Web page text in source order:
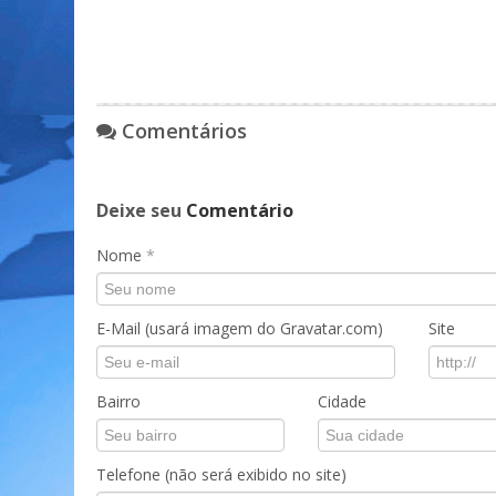
Comentários
Deixe seu Comentário
Nome *
E-Mail (usará imagem do Gravatar.com) Site
Bairro Cidade
Telefone (não será exibido no site)